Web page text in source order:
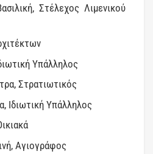
Στέλεχος Λιμενικού
Υπάλληλος
Στρατιωτικός
Ιδιωτική Υπάλληλος
Αγιογράφος